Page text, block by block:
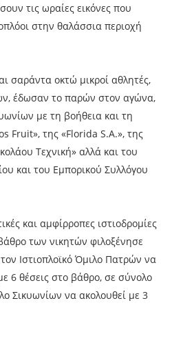
τις ωραίες εικόνες που
στην θαλάσσια περιοχή
σαράντα οκτώ μικροί αθλητές,
έδωσαν το παρών στον αγώνα,
με τη βοήθεια και τη
Fruit», της «Florida S.A.», της
Τεχνική» αλλά και του
και του Εμπορικού Συλλόγου
και αμφίρροπες ιστιοδρομίες
των νικητών φιλοξένησε
Ιστιοπλοϊκό Όμιλο Πατρών να
6 θέσεις στο βάθρο, σε σύνολο
Σικυωνίων να ακολουθεί με 3